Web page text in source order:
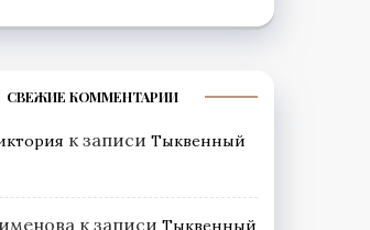
СВЕЖИЕ КОММЕНТАРИИ
к записи Тыквенный
к записи Тыквенный